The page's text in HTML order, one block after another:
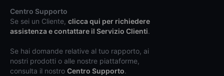
Centro Supporto
Se sei un Cliente, clicca qui per richiedere
assistenza e contattare il Servizio Clienti.
Se hai domande relative al tuo rapporto, ai
nostri prodotti o alle nostre piattaforme,
consulta il nostro Centro Supporto.